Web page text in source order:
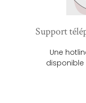
Support
Une